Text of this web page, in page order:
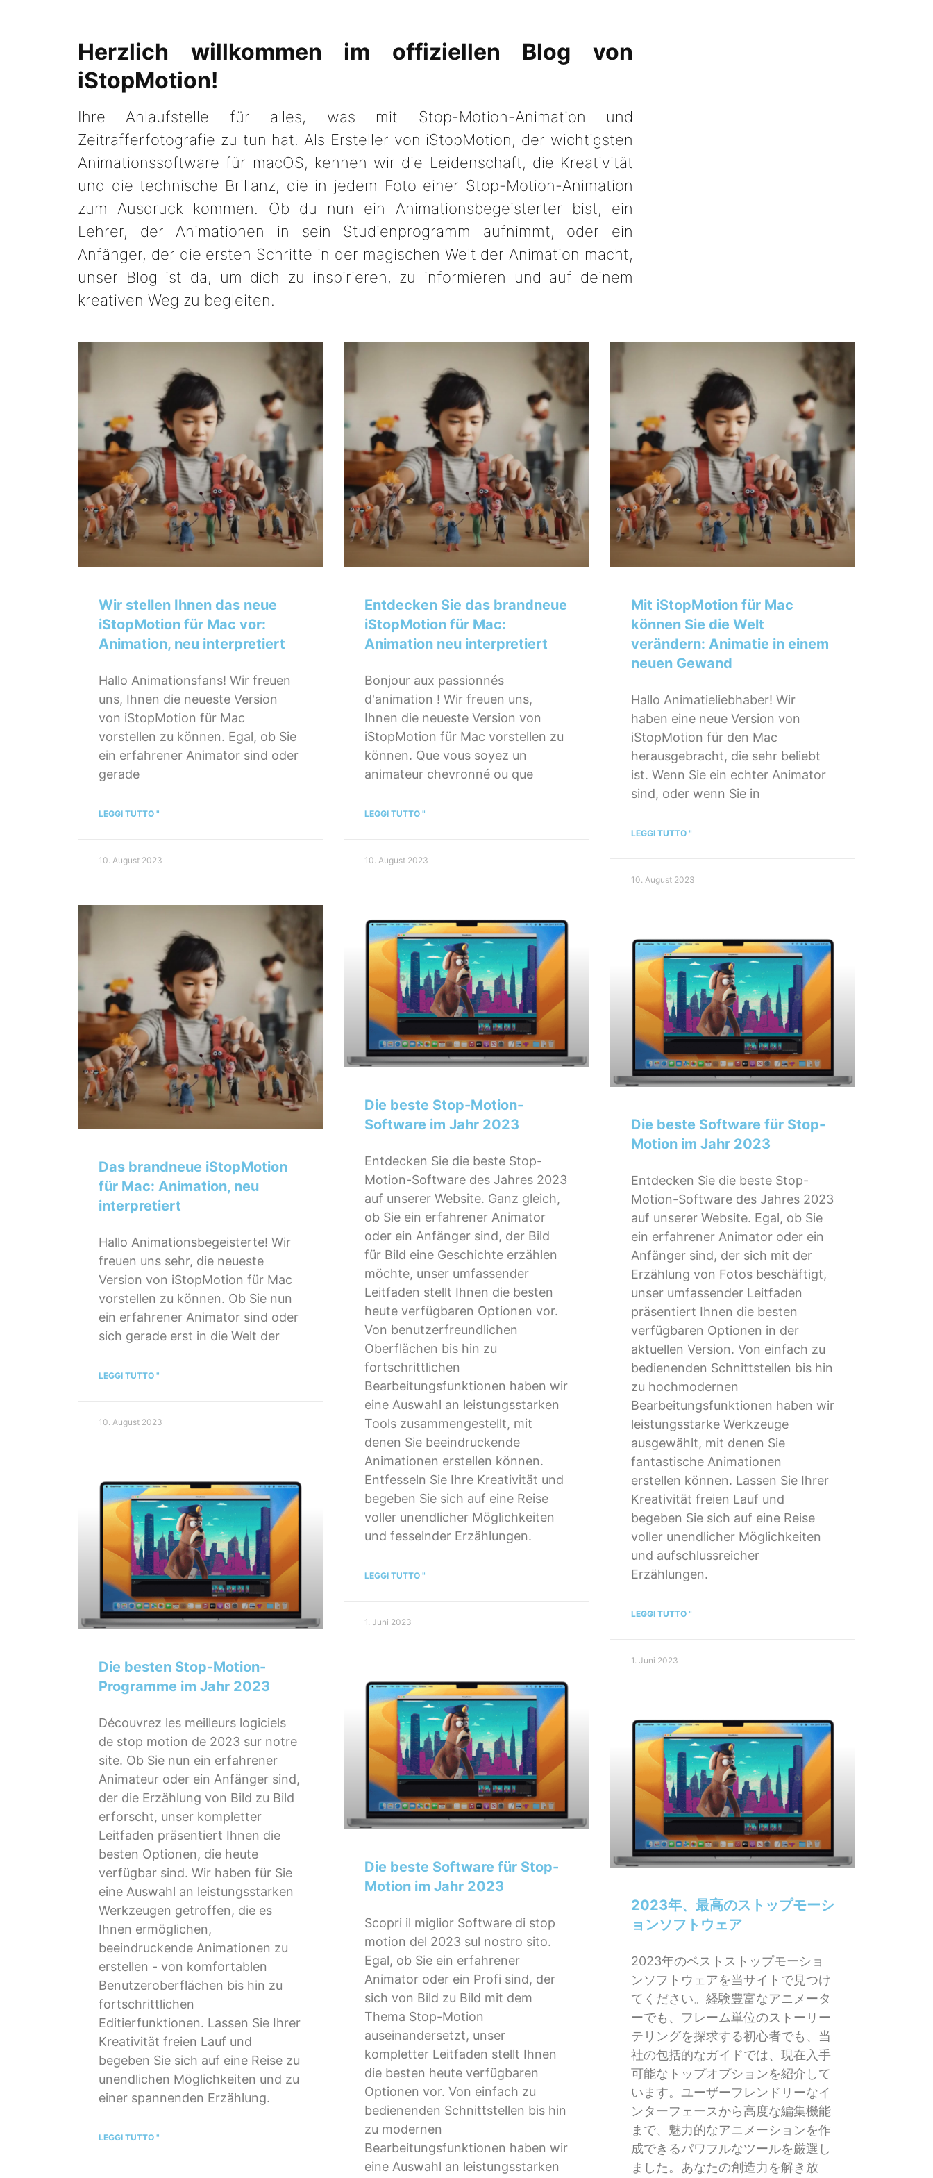
Herzlich willkommen im offiziellen Blog von
iStopMotion!
Ihre Anlaufstelle für alles, was mit Stop-Motion-Animation und
Zeitrafferfotografie zu tun hat. Als Ersteller von iStopMotion, der wichtigsten
Animationssoftware für macOS, kennen wir die Leidenschaft, die Kreativität
und die technische Brillanz, die in jedem Foto einer Stop-Motion-Animation
zum Ausdruck kommen. Ob du nun ein Animationsbegeisterter bist, ein
Lehrer, der Animationen in sein Studienprogramm aufnimmt, oder ein
Anfänger, der die ersten Schritte in der magischen Welt der Animation macht,
unser Blog ist da, um dich zu inspirieren, zu informieren und auf deinem
kreativen Weg zu begleiten.
Wir stellen Ihnen das neue
iStopMotion für Mac vor:
Animation, neu interpretiert
Hallo Animationsfans! Wir freuen
uns, Ihnen die neueste Version
von iStopMotion für Mac
vorstellen zu können. Egal, ob Sie
ein erfahrener Animator sind oder
gerade
LEGGI TUTTO "
10. August 2023
Entdecken Sie das brandneue
iStopMotion für Mac:
Animation neu interpretiert
Bonjour aux passionnés
d'animation ! Wir freuen uns,
Ihnen die neueste Version von
iStopMotion für Mac vorstellen zu
können. Que vous soyez un
animateur chevronné ou que
LEGGI TUTTO "
10. August 2023
Mit iStopMotion für Mac
können Sie die Welt
verändern: Animatie in einem
neuen Gewand
Hallo Animatieliebhaber! Wir
haben eine neue Version von
iStopMotion für den Mac
herausgebracht, die sehr beliebt
ist. Wenn Sie ein echter Animator
sind, oder wenn Sie in
LEGGI TUTTO "
10. August 2023
Das brandneue iStopMotion
für Mac: Animation, neu
interpretiert
Hallo Animationsbegeisterte! Wir
freuen uns sehr, die neueste
Version von iStopMotion für Mac
vorstellen zu können. Ob Sie nun
ein erfahrener Animator sind oder
sich gerade erst in die Welt der
LEGGI TUTTO "
10. August 2023
Die beste Stop-Motion-
Software im Jahr 2023
Entdecken Sie die beste Stop-
Motion-Software des Jahres 2023
auf unserer Website. Ganz gleich,
ob Sie ein erfahrener Animator
oder ein Anfänger sind, der Bild
für Bild eine Geschichte erzählen
möchte, unser umfassender
Leitfaden stellt Ihnen die besten
heute verfügbaren Optionen vor.
Von benutzerfreundlichen
Oberflächen bis hin zu
fortschrittlichen
Bearbeitungsfunktionen haben wir
eine Auswahl an leistungsstarken
Tools zusammengestellt, mit
denen Sie beeindruckende
Animationen erstellen können.
Entfesseln Sie Ihre Kreativität und
begeben Sie sich auf eine Reise
voller unendlicher Möglichkeiten
und fesselnder Erzählungen.
LEGGI TUTTO "
1. Juni 2023
Die beste Software für Stop-
Motion im Jahr 2023
Entdecken Sie die beste Stop-
Motion-Software des Jahres 2023
auf unserer Website. Egal, ob Sie
ein erfahrener Animator oder ein
Anfänger sind, der sich mit der
Erzählung von Fotos beschäftigt,
unser umfassender Leitfaden
präsentiert Ihnen die besten
verfügbaren Optionen in der
aktuellen Version. Von einfach zu
bedienenden Schnittstellen bis hin
zu hochmodernen
Bearbeitungsfunktionen haben wir
leistungsstarke Werkzeuge
ausgewählt, mit denen Sie
fantastische Animationen
erstellen können. Lassen Sie Ihrer
Kreativität freien Lauf und
begeben Sie sich auf eine Reise
voller unendlicher Möglichkeiten
und aufschlussreicher
Erzählungen.
LEGGI TUTTO "
1. Juni 2023
Die besten Stop-Motion-
Programme im Jahr 2023
Découvrez les meilleurs logiciels
de stop motion de 2023 sur notre
site. Ob Sie nun ein erfahrener
Animateur oder ein Anfänger sind,
der die Erzählung von Bild zu Bild
erforscht, unser kompletter
Leitfaden präsentiert Ihnen die
besten Optionen, die heute
verfügbar sind. Wir haben für Sie
eine Auswahl an leistungsstarken
Werkzeugen getroffen, die es
Ihnen ermöglichen,
beeindruckende Animationen zu
erstellen - von komfortablen
Benutzeroberflächen bis hin zu
fortschrittlichen
Editierfunktionen. Lassen Sie Ihrer
Kreativität freien Lauf und
begeben Sie sich auf eine Reise zu
unendlichen Möglichkeiten und zu
einer spannenden Erzählung.
LEGGI TUTTO "
Die beste Software für Stop-
Motion im Jahr 2023
Scopri il miglior Software di stop
motion del 2023 sul nostro sito.
Egal, ob Sie ein erfahrener
Animator oder ein Profi sind, der
sich von Bild zu Bild mit dem
Thema Stop-Motion
auseinandersetzt, unser
kompletter Leitfaden stellt Ihnen
die besten heute verfügbaren
Optionen vor. Von einfach zu
bedienenden Schnittstellen bis hin
zu modernen
Bearbeitungsfunktionen haben wir
eine Auswahl an leistungsstarken
2023年、最高のストップモーシ
ョンソフトウェア
2023年のベストストップモーショ
ンソフトウェアを当サイトで見つけ
てください。経験豊富なアニメータ
ーでも、フレーム単位のストーリー
テリングを探求する初心者でも、当
社の包括的なガイドでは、現在入手
可能なトップオプションを紹介して
います。ユーザーフレンドリーなイ
ンターフェースから高度な編集機能
まで、魅力的なアニメーションを作
成できるパワフルなツールを厳選し
ました。あなたの創造力を解き放